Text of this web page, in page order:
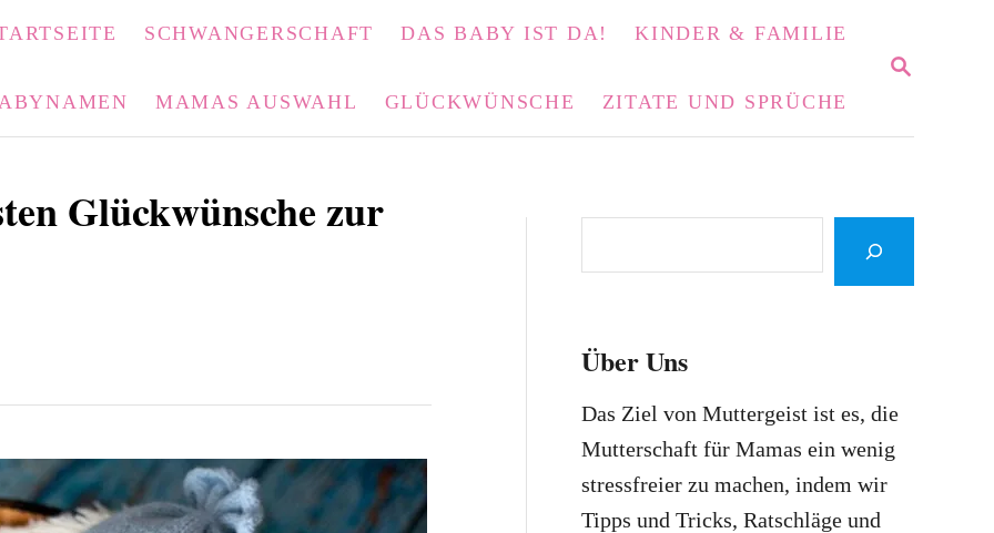
S
SCHWANGERSCHAFT DAS BABY IST DA! KINDER & FAMILIE
MAMAS AUSWAHL GLÜCKWÜNSCHE ZITATE UND SPRÜCHE
Glückwünsche zur
e
c
h
Über Uns
Das Ziel von Muttergeist ist es, die
Mutterschaft für Mamas ein wenig
stressfreier zu machen, indem wir
Tipps und Tricks, Ratschläge und